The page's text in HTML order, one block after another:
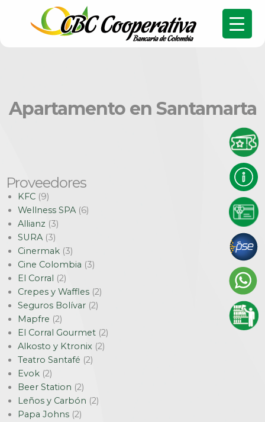
Apartamento en Santamarta
Proveedores
KFC (9)
Wellness SPA(6)
Allianz (3)
SURA(3)
Cinermak (3)
Cine Colombia (3)
El Corral (2)
Crepes y Waffles (2)
Seguros Bolívar (2)
Mapfre (2)
El Corral Gourmet (2)
Alkosto y Ktronix (2)
Teatro Santafé (2)
Evok (2)
Beer Station (2)
Leños y Carbón (2)
Papa Johns (2)